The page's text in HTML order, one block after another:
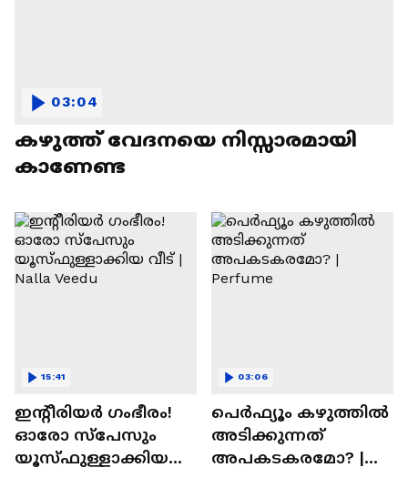
കഴുത്ത് വേദനയെ നിസ്സാരമായി
കാണേണ്ട
03:04
ഇന്റീരിയർ ഗംഭീരം!
ഓരോ സ്‌പേസും
യൂസ്ഫുള്ളാക്കിയ
15:41
പെർഫ്യൂം കഴുത്തിൽ
അടിക്കുന്നത്
അപകടകരമോ? |
03:06